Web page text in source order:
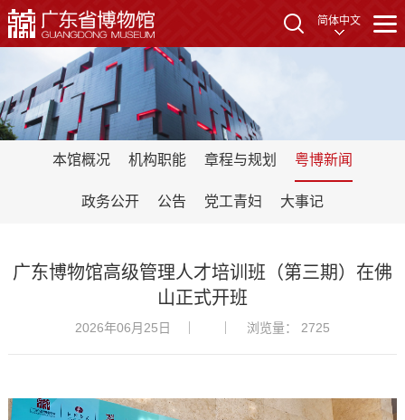
简体中文
本馆概况 机构职能 章程与规划 粤博新闻
政务公开 公告 党工青妇 大事记
广东博物馆高级管理人才培训班（第三期）在佛
山正式开班
2026年06月25日 浏览量： 2725